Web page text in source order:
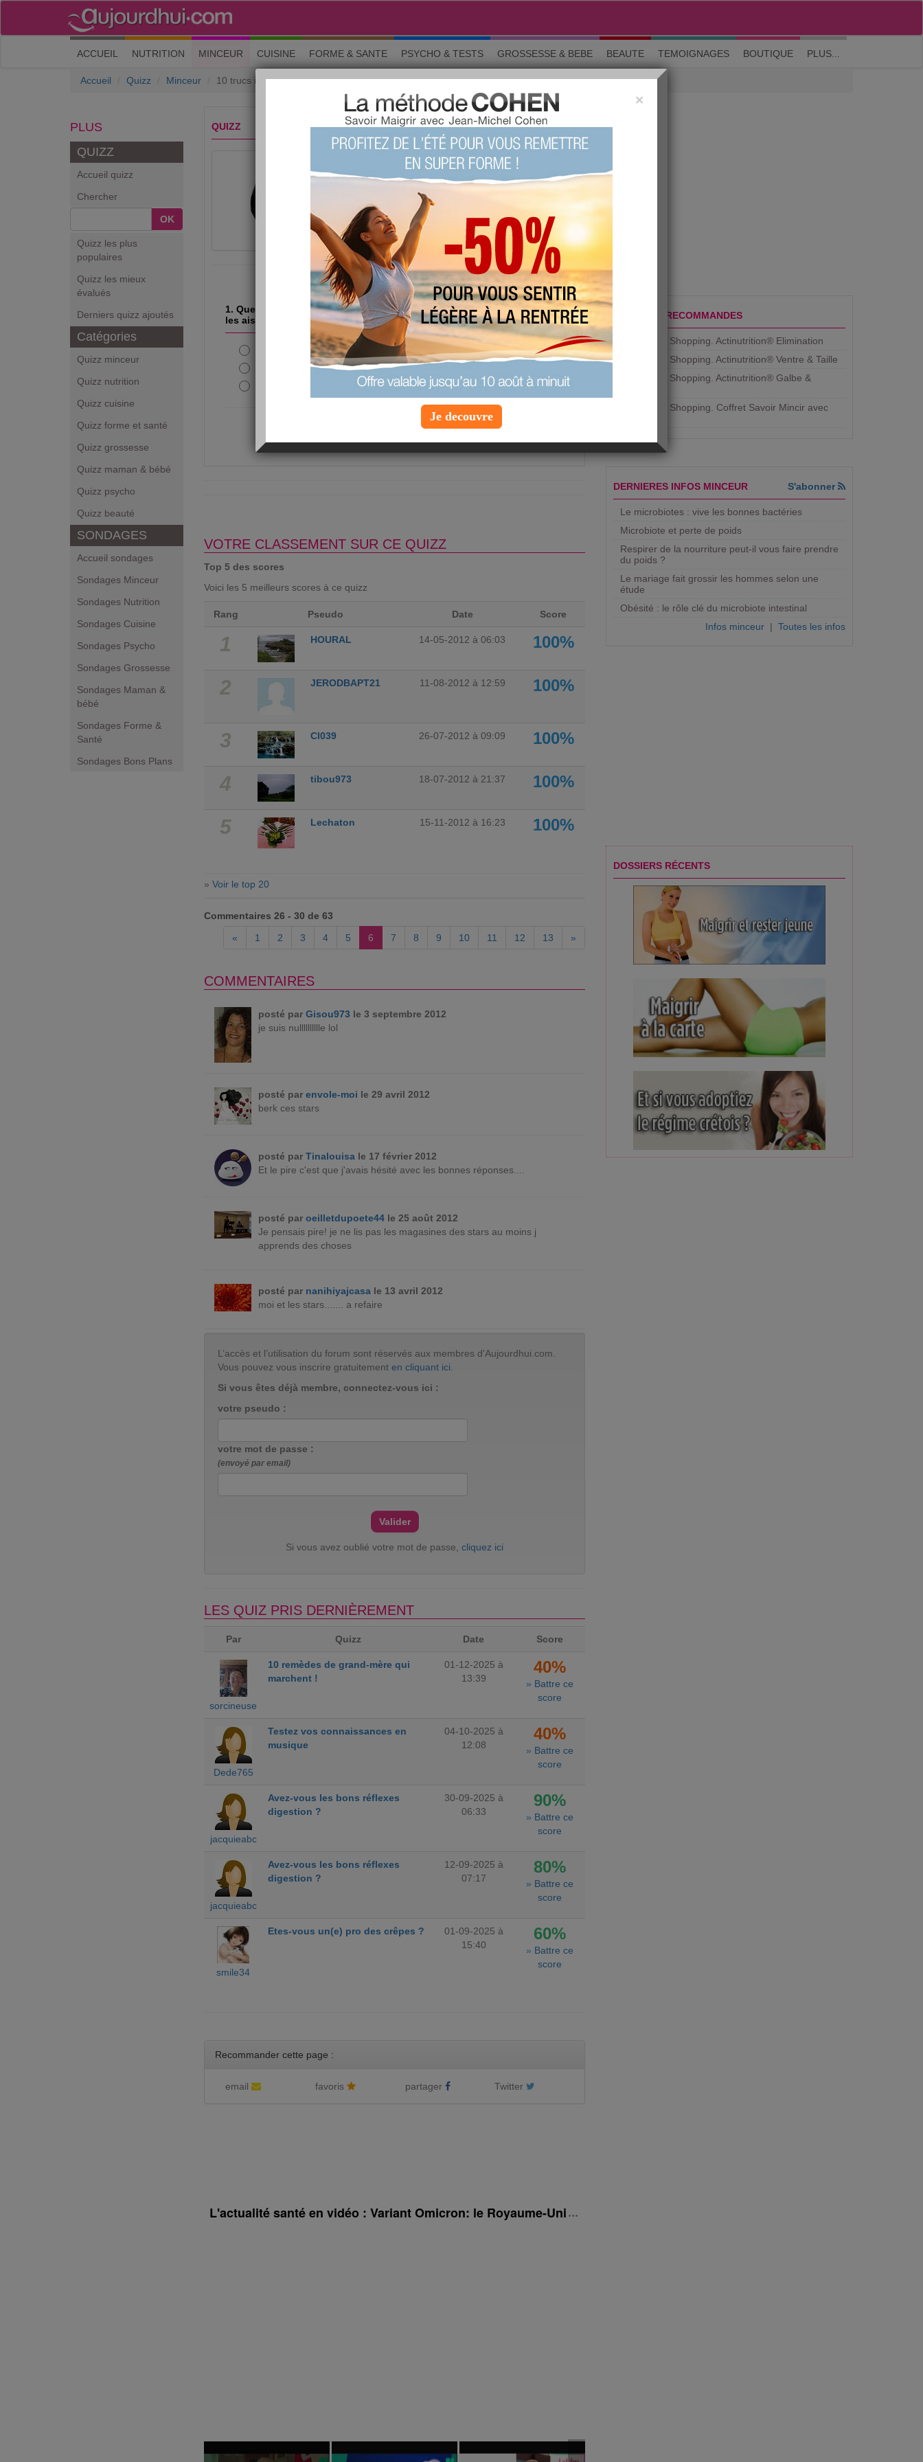
M'inscrire| Me connecter| ? Visite guidée
ACCUEIL (current)
NUTRITION MINCEUR CUISINE FORME & SANTE PSYCHO & TESTS GROSSESSE & BEBE BEAUTE TEMOIGNAGES BOUTIQUE PLUS...
Accueil Quizz Minceur 10 trucs indiscrets sur l'hygiène des stars
PLUS
QUIZZ
Accueil quizz
Chercher
OK
Quizz les plus
populaires
Quizz les mieux
évalués
Derniers quizz ajoutés
Catégories
Quizz minceur
Quizz nutrition
Quizz cuisine
Quizz forme et santé
Quizz grossesse
Quizz maman & bébé
Quizz psycho
Quizz beauté
SONDAGES
Accueil sondages
Sondages Minceur
Sondages Nutrition
Sondages Cuisine
Sondages Psycho
Sondages Grossesse
Sondages Maman &
bébé
Sondages Forme &
Santé
Sondages Bons Plans
QUIZZ
10 trucs indiscrets sur l'hygiène des
stars?
-79À éviter (fait 3404 fois)
Score moyen : 54 %
Questions 1 sur 10
1. Quelle astuce utilisent certaines stars pour éviter les auréoles sous
les aisselles ?
Se faire injecter du botox sous les aisselles
Ne rien boire la veille et le jour de l’évènement
Se coller du scotch sous les aisselles
VOTRE CLASSEMENT SUR CE QUIZZ
Top 5 des scores
Voici les 5 meilleurs scores à ce quizz
Rang Pseudo Date Score
1 HOURAL 14-05-2012 à 06:03 100%
2 JERODBAPT21 11-08-2012 à 12:59 100%
3 Cl039 26-07-2012 à 09:09 100%
4 tibou973 18-07-2012 à 21:37 100%
5 Lechaton 15-11-2012 à 16:23 100%
» Voir le top 20
Commentaires 26 - 30 de 63
«
1 2 3 4 5 6 7 8 9 10 11 12 13 »
COMMENTAIRES
posté parGisou973 le 3 septembre 2012
je suis nulllllllllle lol
posté parenvole-moi le 29 avril 2012
berk ces stars
posté parTinalouisa le 17 février 2012
Et le pire c'est que j'avais hésité avec les bonnes réponses....
posté paroeilletdupoete44 le 25 août 2012
Je pensais pire! je ne lis pas les magasines des stars au moins j
apprends des choses
posté par nanihiyajcasa le 13 avril 2012
moi et les stars....... a refaire
L’accès et l’utilisation du forum sont réservés aux membres d'Aujourdhui.com.
Vous pouvez vous inscrire gratuitement en cliquant ici.
Si vous êtes déjà membre, connectez-vous ici :
votre pseudo :
votre mot de passe :
(envoyé par email)
Si vous avez oublié votre mot de passe, cliquez ici
LES QUIZ PRIS DERNIÈREMENT
Par Quizz Date Score
sorcineuse
10 remèdes de grand-mère qui
marchent !
01-12-2025 à
13:39
40%
» Battre ce
score
Dede765
Testez vos connaissances en
musique
04-10-2025 à
12:08
40%
» Battre ce
score
jacquieabc
Avez-vous les bons réflexes
digestion ?
30-09-2025 à
06:33
90%
» Battre ce
score
jacquieabc
Avez-vous les bons réflexes
digestion ?
12-09-2025 à
07:17
80%
» Battre ce
score
smile34
Etes-vous un(e) pro des crêpes ?
01-09-2025 à
15:40
60%
» Battre ce
score
Recommander cette page :
email favoris partager Twitter
L'actualité santé en vidéo : Variant Omicron: le Royaume-Uni rehausse son niveau d'alerte, une première en 7 mois
PRODUITS RECOMMANDES
Aujourdhui Shopping. Actinutrition® Elimination
Aujourdhui Shopping. Actinutrition® Ventre & Taille
Aujourdhui Shopping. Actinutrition® Galbe &
Aujourdhui Shopping. ​Coffret Savoir Mincir avec
DERNIERES INFOS MINCEUR S'abonner
Le microbiotes : vive les bonnes bactéries
Microbiote et perte de poids
Respirer de la nourriture peut-il vous faire prendre
du poids ?
Le mariage fait grossir les hommes selon une
étude
Obésité : le rôle clé du microbiote intestinal
Infos minceur | Toutes les infos
DOSSIERS RÉCENTS
×
Je decouvre